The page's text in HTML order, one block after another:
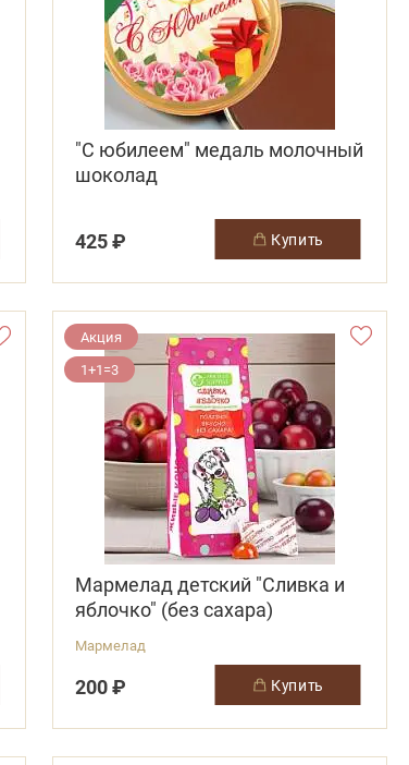
"С юбилеем" медаль молочный
шоколад
425 ₽ купить
Акция
1+1=3
Мармелад детский "Сливка и
яблочко" (без сахара)
Мармелад
200 ₽ купить